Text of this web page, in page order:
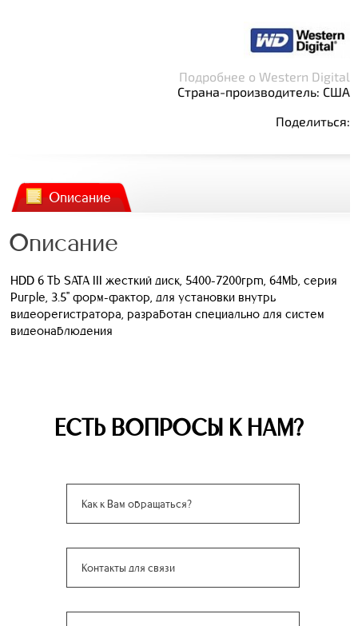
Подробнее о Western Digital
Страна-производитель: США
Поделиться:
Описание
Описание
HDD 6 Tb SATA III жесткий диск, 5400-7200rpm, 64Mb, серия
Purple, 3.5" форм-фактор, для установки внутрь
видеорегистратора, разработан специально для систем
видеонаблюдения
ЕСТЬ ВОПРОСЫ К НАМ?